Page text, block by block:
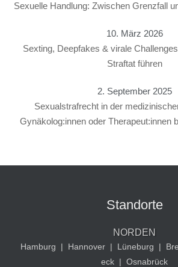
Sexuelle Handlung: Zwischen Grenzfall
10. März 2026
Sexting, Deepfakes & virale
Straftat führen
2. September 2025
Sexualstrafrecht in der
Gynäkolog:innen oder Therapeut:innen
Standorte
NORDEN
Hamburg | Hannover | Lüneburg |
eck | Osnabrück